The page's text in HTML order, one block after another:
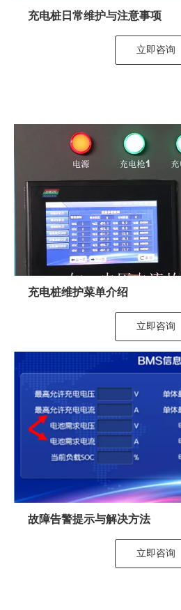
充电桩日常维护与注意事项
立即咨询
充电桩维护菜单介绍
立即咨询
故障告警提示与解决方法
立即咨询